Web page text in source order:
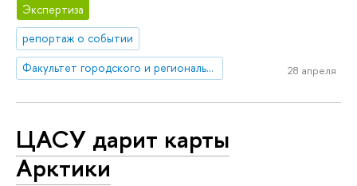
Экспертиза
репортаж о событии
Факультет городского и регионального развития
28 апреля
ЦАСУ дарит карты
Арктики